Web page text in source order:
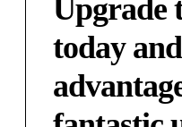
Upgrade
today